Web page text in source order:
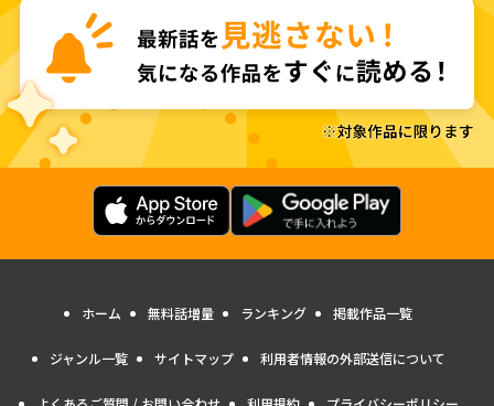
ホーム 無料話増量 ランキング 掲載作品一覧
ジャンル一覧 サイトマップ 利用者情報の外部送信について